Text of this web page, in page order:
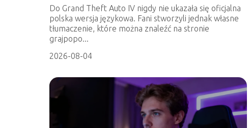
Do Grand Theft Auto IV nigdy nie ukazała się oficjalna
polska wersja językowa. Fani stworzyli jednak własne
tłumaczenie, które można znaleźć na stronie
grajpopo...
2026-08-04